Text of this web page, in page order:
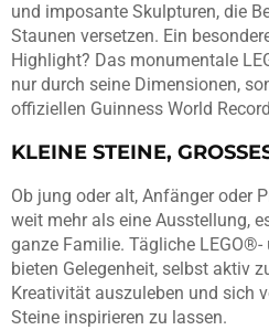
und imposante Skulpturen, die
Staunen versetzen. Ein
Highlight? Das monumentale
nur durch seine Dimensionen,
offiziellen Guinness World
KLEINE STEINE,
Ob jung oder alt, Anfänger oder
weit mehr als eine Ausstellung,
ganze Familie. Tägliche
bieten Gelegenheit, selbst aktiv
Kreativität auszuleben und sich
Steine inspirieren zu lassen.